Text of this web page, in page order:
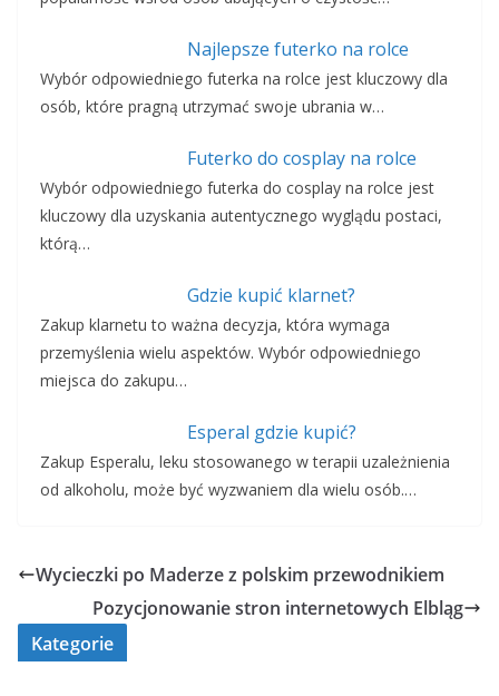
Najlepsze futerko na rolce
Wybór odpowiedniego futerka na rolce jest kluczowy dla
osób, które pragną utrzymać swoje ubrania w…
Futerko do cosplay na rolce
Wybór odpowiedniego futerka do cosplay na rolce jest
kluczowy dla uzyskania autentycznego wyglądu postaci,
którą…
Gdzie kupić klarnet?
Zakup klarnetu to ważna decyzja, która wymaga
przemyślenia wielu aspektów. Wybór odpowiedniego
miejsca do zakupu…
Esperal gdzie kupić?
Zakup Esperalu, leku stosowanego w terapii uzależnienia
od alkoholu, może być wyzwaniem dla wielu osób.…
Wycieczki po Maderze z polskim przewodnikiem
Pozycjonowanie stron internetowych Elbląg
Kategorie